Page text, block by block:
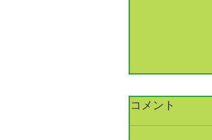
令和8年 新
新年あけま
コメント